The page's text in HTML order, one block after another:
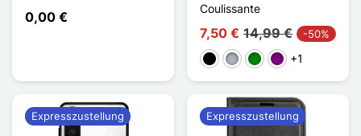
0,00 €
Coulissante
7,50 € 14,99 € -50%
Schwarz
GrauGrünViolett
+1
Expresszustellung Expresszustellung